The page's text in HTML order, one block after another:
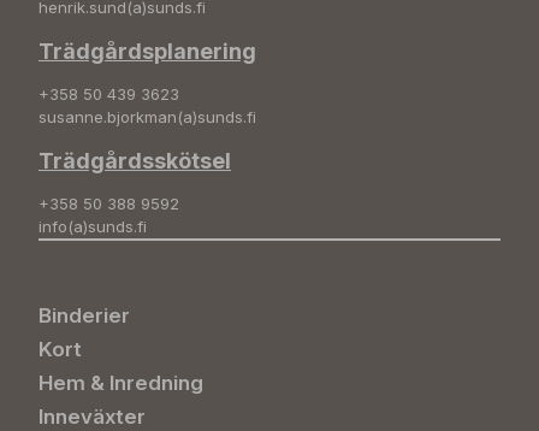
henrik.sund(a)sunds.fi
Trädgårdsplanering
+358 50 439 3623
susanne.bjorkman(a)sunds.fi
Trädgårdsskötsel
+358 50 388 9592
info(a)sunds.fi
Binderier
Kort
Hem & Inredning
Inneväxter